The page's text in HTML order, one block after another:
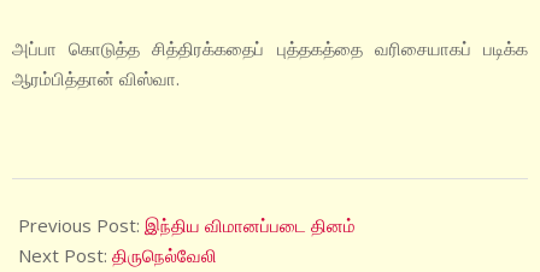
அப்பா கொடுத்த சித்திரக்கதைப் புத்தகத்தை வரிசையாகப் படிக்க
ஆரம்பித்தான் விஸ்வா.
10-
15
Previous Post: இந்திய விமானப்படை தினம்
Next Post: திருநெல்வேலி